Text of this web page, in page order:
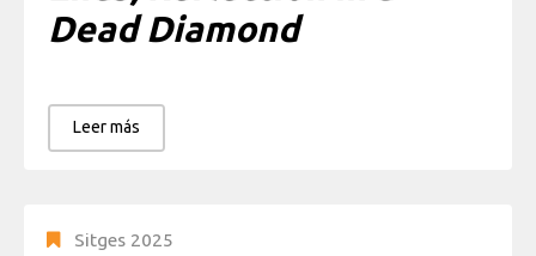
Dead Diamond
Leer más
Sitges 2025